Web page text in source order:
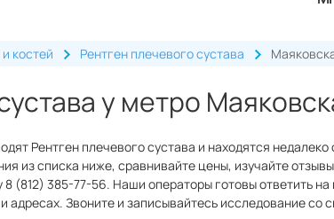
костей Рентген плечевого сустава
у метро
Рентген плечевого сустава и находятся недалеко
из списка ниже, сравнивайте цены, изучайте
8 (812) 385-77-56. Наши операторы готовы ответить
адресах. Звоните и записывайтесь исследование со